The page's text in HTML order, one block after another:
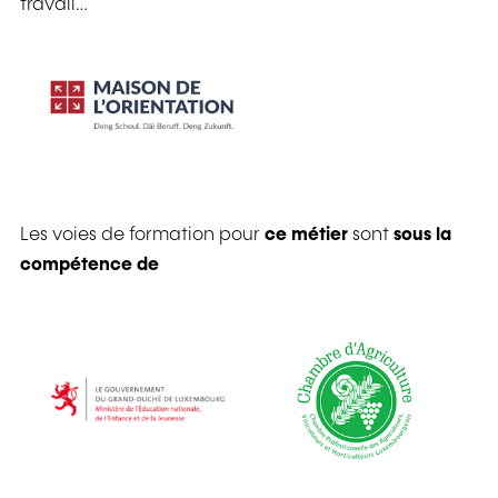
travail…
Les voies de formation pour ce métier sont sous la
compétence de